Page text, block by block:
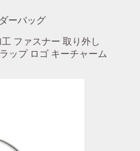
ーバッグ
ファスナー 取り外し
ップ ロゴ キーチャーム